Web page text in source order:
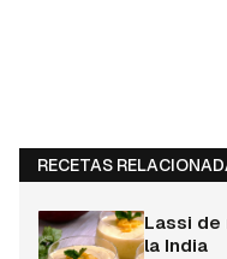
RECETAS
Lassi de
la India